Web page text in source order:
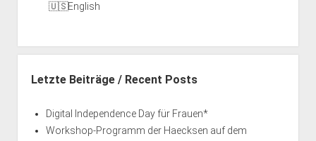
English
Letzte Beiträge / Recent Posts
Digital Independence Day für Frauen*
Workshop-Programm der Haecksen auf dem